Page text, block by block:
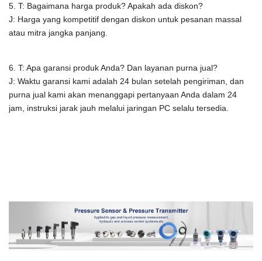
5. T: Bagaimana harga produk? Apakah ada diskon?
J: Harga yang kompetitif dengan diskon untuk pesanan massal
atau mitra jangka panjang.
6. T: Apa garansi produk Anda? Dan layanan purna jual?
J: Waktu garansi kami adalah 24 bulan setelah pengiriman, dan
purna jual kami akan menanggapi pertanyaan Anda dalam 24
jam, instruksi jarak jauh melalui jaringan PC selalu tersedia.